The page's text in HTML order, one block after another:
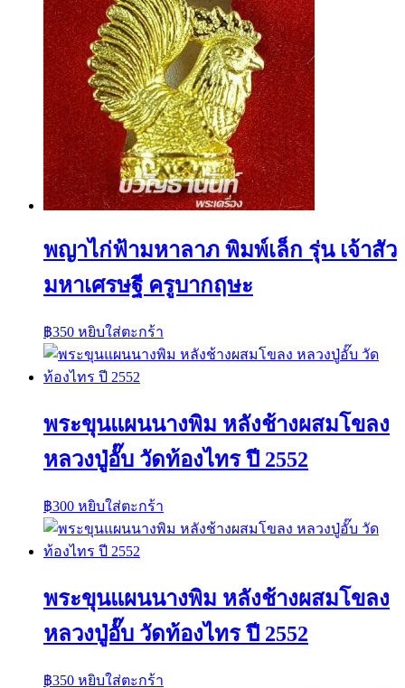
พญาไก่ฟ้ามหาลาภ พิมพ์เล็ก รุ่น เจ้าสัว
มหาเศรษฐี ครูบากฤษะ
฿350 หยิบใส่ตะกร้า
พระขุนแผนนางพิม หลังช้างผสมโขลง
หลวงปู่อั๊บ วัดท้องไทร ปี 2552
฿300 หยิบใส่ตะกร้า
พระขุนแผนนางพิม หลังช้างผสมโขลง
หลวงปู่อั๊บ วัดท้องไทร ปี 2552
฿350 หยิบใส่ตะกร้า